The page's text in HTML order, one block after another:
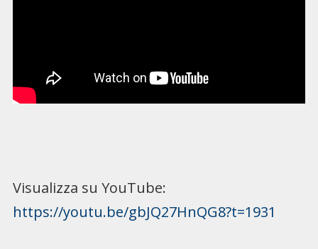
Visualizza su YouTube:
https://youtu.be/gbJQ27HnQG8?t=1931